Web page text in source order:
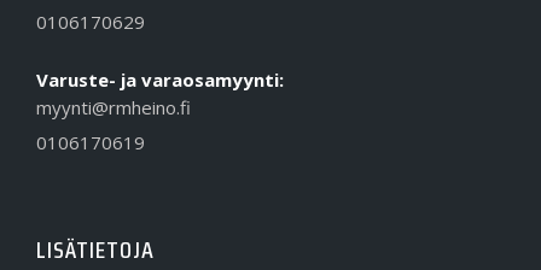
0106170629
Varuste- ja varaosamyynti:
myynti@rmheino.fi
0106170619
LISÄTIETOJA